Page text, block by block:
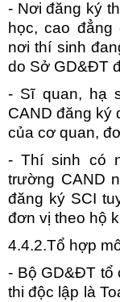
- Nơi đăng ký
học, cao
nơi thí sinh
do Sở GD&ĐT
- Sĩ quan, hạ
CAND đăng ký
của cơ quan,
- Thí sinh có
trường CAND
đăng ký SCI
đơn vị theo hộ
4.4.2.Tổ hợp
- Bộ GD&ĐT tổ
thi độc lập là